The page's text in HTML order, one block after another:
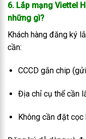
6. Lắp mạng Viettel
những gì?
Khách hàng đăng ký
cần:
CCCD gắn chip
Địa chỉ cụ thể cần
Không cần đặt